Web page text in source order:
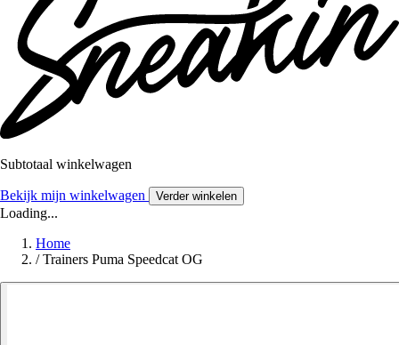
Subtotaal winkelwagen
Bekijk mijn winkelwagen Verder winkelen
Loading...
Home
/ Trainers Puma Speedcat OG